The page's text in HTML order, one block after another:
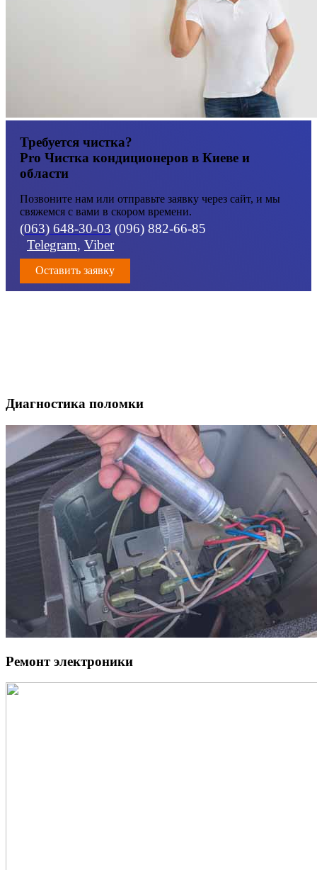
Требуется чистка?
Pro Чистка кондиционеров в Киеве и
области
Позвоните нам или отправьте заявку через сайт, и мы
свяжемся с вами в скором времени.
(063) 648-30-03 (096) 882-66-85
Telegram, Viber
Оставить заявку
Диагностика поломки
Ремонт электроники